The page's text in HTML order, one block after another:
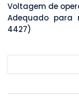
Voltagem de
Adequado para
4427)